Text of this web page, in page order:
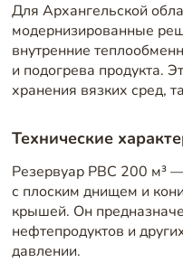
Для Архангельской
модернизированные
внутренние
и подогрева продукта.
хранения вязких сред,
Технические
Резервуар РВС 200 м³
с плоским днищем и
крышей. Он
нефтепродуктов и
давлении.